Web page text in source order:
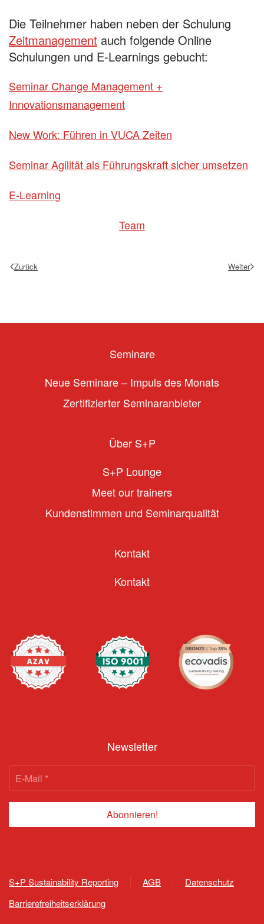
Die Teilnehmer haben neben der Schulung
Zeitmanagement auch folgende Online
Schulungen und E-Learnings gebucht:
Seminar Change Management +
Innovationsmanagement
New Work: Führen in VUCA Zeiten
Seminar Agilität als Führungskraft sicher umsetzen
E-Learning
Team
Zurück Weiter
Seminare
Neue Seminare – Impuls des Monats
Zertifizierter Seminaranbieter
Über S+P
S+P Lounge
Meet our trainers
Kundenstimmen und Seminarqualität
Kontakt
Kontakt
Newsletter
S+P Sustainability Reporting AGB
Datenschutz
Barrierefreiheitserklärung